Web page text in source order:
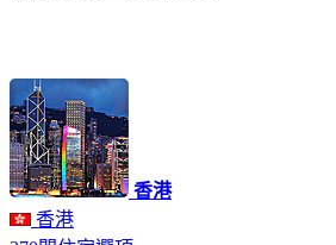
香港
香港